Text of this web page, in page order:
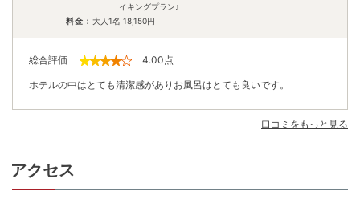
イキングプラン♪
料金： 大人1名 18,150円
総合評価 4.00 点
ホテルの中はとても清潔感がありお風呂はとても良いです。
口コミをもっと見る
アクセス